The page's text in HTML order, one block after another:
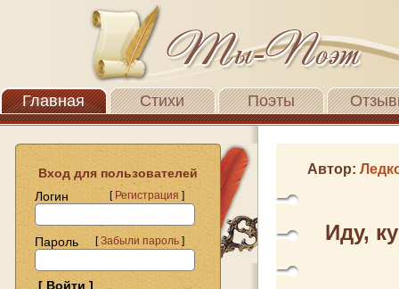
Главная Стихи Поэты
Вход для пользователей
Логин
[Регистрация]
Пароль [Забыли пароль]
Автор:
Иду,